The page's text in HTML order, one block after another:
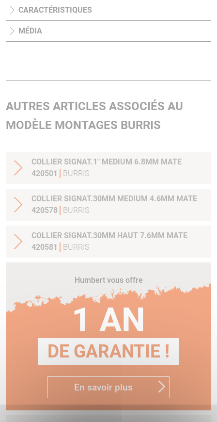
CARACTÉRISTIQUES
MÉDIA
AUTRES ARTICLES ASSOCIÉS AU
MODÈLE MONTAGES BURRIS
COLLIER SIGNAT.1" MEDIUM 6.8MM MATE
420501
BURRIS
COLLIER SIGNAT.30MM MEDIUM 4.6MM MATE
420578
BURRIS
COLLIER SIGNAT.30MM HAUT 7.6MM MATE
420581
BURRIS
Humbert vous offre
1 AN
DE GARANTIE !
En savoir plus